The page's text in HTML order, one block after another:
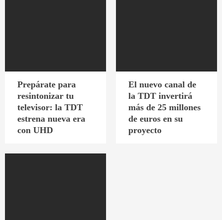
Prepárate para
resintonizar tu
televisor: la TDT
estrena nueva era
con UHD
El nuevo canal de
la TDT invertirá
más de 25 millones
de euros en su
proyecto